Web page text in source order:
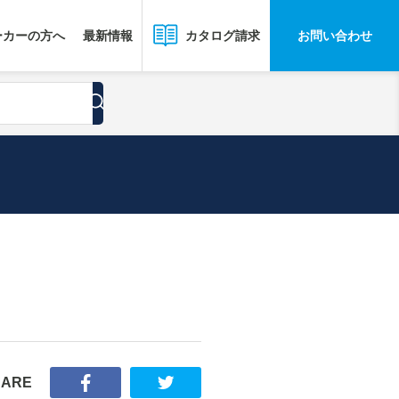
ーの方へ 最新情報 カタログ請求 お問い合わせ